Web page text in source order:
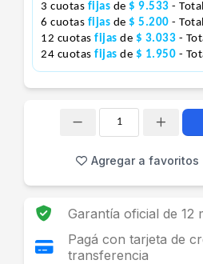
3 cuotas fijas de $ 9.533 -
6 cuotas fijas de $ 5.200 -
12 cuotas fijas de $ 3.033 -
24 cuotas fijas de $ 1.950 -
Agregar a favoritos
Garantía oficial de 12
Pagá con tarjeta de
transferencia